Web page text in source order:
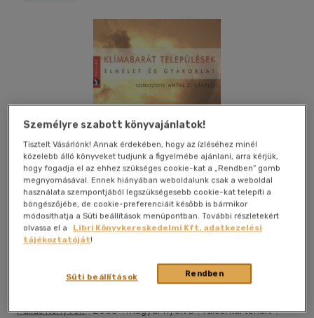
Pallas Könyvek|2008|magyar nyelvű|füles, kartonált|
Személyre szabott könyvajánlatok!
Tisztelt Vásárlónk! Annak érdekében, hogy az ízléséhez minél
közelebb álló könyveket tudjunk a figyelmébe ajánlani, arra kérjük,
hogy fogadja el az ehhez szükséges cookie-kat a „Rendben” gomb
megnyomásával. Ennek hiányában weboldalunk csak a weboldal
használata szempontjából legszükségesebb cookie-kat telepíti a
böngészőjébe, de cookie-preferenciáit később is bármikor
módosíthatja a Süti beállítások menüpontban. További részletekért
olvassa el a
Libri Könyvkereskedelmi Kft. adatkezelési
tájékoztatóját!
Rendben
Süti beállítások